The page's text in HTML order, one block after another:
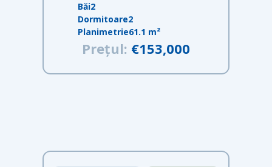
Băi2
Dormitoare2
Planimetrie61.1 m²
Prețul: €153,000